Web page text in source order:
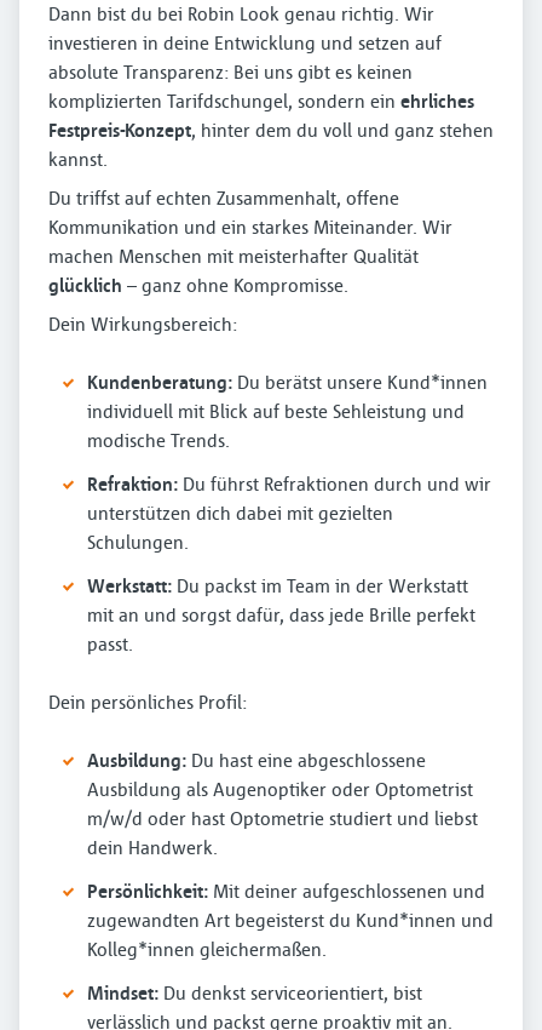
Dann bist du bei Robin Look genau richtig. Wir
investieren in deine Entwicklung und setzen auf
absolute Transparenz: Bei uns gibt es keinen
komplizierten Tarifdschungel, sondern ein ehrliches
Festpreis-Konzept, hinter dem du voll und ganz stehen
kannst.
Du triffst auf echten Zusammenhalt, offene
Kommunikation und ein starkes Miteinander. Wir
machen Menschen mit meisterhafter Qualität
glücklich – ganz ohne Kompromisse.
Dein Wirkungsbereich:
Kundenberatung: Du berätst unsere Kund*innen
individuell mit Blick auf beste Sehleistung und
modische Trends.
Refraktion: Du führst Refraktionen durch und wir
unterstützen dich dabei mit gezielten
Schulungen.
Werkstatt: Du packst im Team in der Werkstatt
mit an und sorgst dafür, dass jede Brille perfekt
passt.
Dein persönliches Profil:
Ausbildung: Du hast eine abgeschlossene
Ausbildung als Augenoptiker oder Optometrist
m/w/d oder hast Optometrie studiert und liebst
dein Handwerk.
Persönlichkeit: Mit deiner aufgeschlossenen und
zugewandten Art begeisterst du Kund*innen und
Kolleg*innen gleichermaßen.
Mindset: Du denkst serviceorientiert, bist
verlässlich und packst gerne proaktiv mit an.